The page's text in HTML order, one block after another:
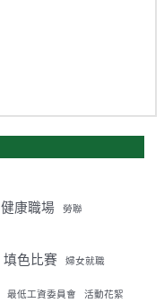
健康職場 勞聯
填色比賽 婦女就職
最低工資委員會 活動花絮